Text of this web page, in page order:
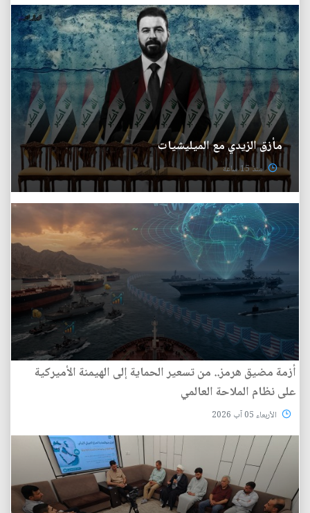
مأزق الزيدي مع الميليشيات
منذ 15 ساعة
أزمة مضيق هرمز.. من تسعير الحماية إلى الهيمنة الأميركية
على نظام الملاحة العالمي
الأربعاء 05 آب 2026